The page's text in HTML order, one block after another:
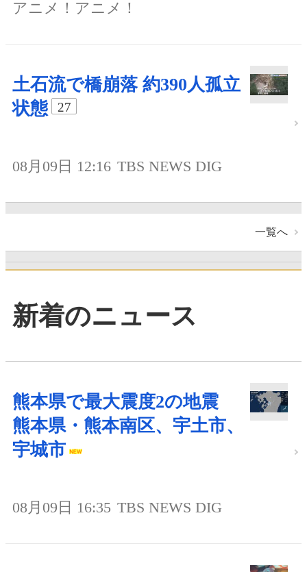
アニメ！アニメ！
土石流で橋崩落 約390人孤立
状態
27
08月09日 12:16 TBS NEWS DIG
一覧へ
新着のニュース
熊本県で最大震度2の地震
熊本県・熊本南区、宇土市、
宇城市
08月09日 16:35 TBS NEWS DIG